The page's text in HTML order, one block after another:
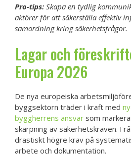
Pro-tips: Skapa en tydlig
aktörer för att säkerställa effektiv
samordning kring säkerhetsfrågor.
Lagar och
Europa 2026
De nya europeiska
byggsektorn träder i kraft med
byggherrens ansvar som
skärpning av säkerhetskraven.
drastiskt högre krav på
arbete och dokumentation.